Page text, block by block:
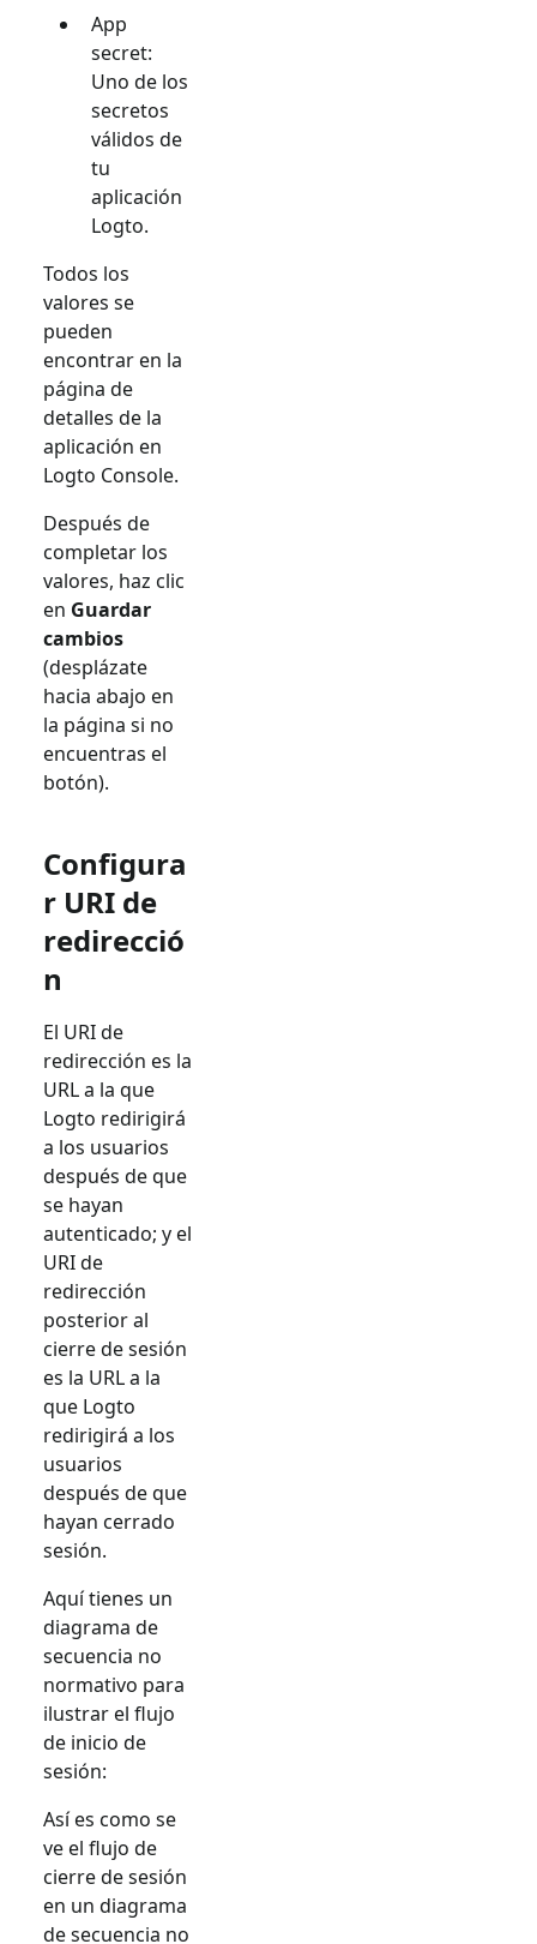
App
secret:
Uno de los
secretos
válidos de
tu
aplicación
Logto.
Todos los
valores se
pueden
encontrar en la
página de
detalles de la
aplicación en
Logto Console.
Después de
completar los
valores, haz clic
en Guardar
cambios
(desplázate
hacia abajo en
la página si no
encuentras el
botón).
Configura
r URI de
redirecció
n
El URI de
redirección es la
URL a la que
Logto redirigirá
a los usuarios
después de que
se hayan
autenticado; y el
URI de
redirección
posterior al
cierre de sesión
es la URL a la
que Logto
redirigirá a los
usuarios
después de que
hayan cerrado
sesión.
Aquí tienes un
diagrama de
secuencia no
normativo para
ilustrar el flujo
de inicio de
sesión:
Así es como se
ve el flujo de
cierre de sesión
en un diagrama
de secuencia no